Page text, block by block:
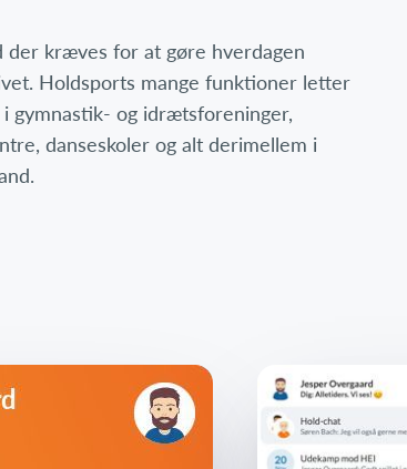
der kræves for at gøre hverdagen
Holdsports mange funktioner letter
i gymnastik- og idrætsforeninger,
danseskoler og alt derimellem i